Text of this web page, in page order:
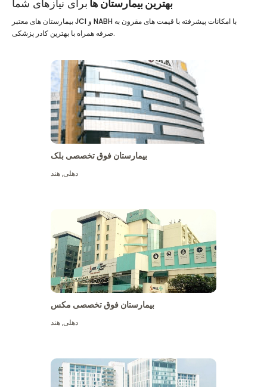
بهترین بیمارستان ها برای نیازهای شما
بیمارستان های معتبر JCI و NABH با امکانات پیشرفته با قیمت های مقرون به
صرفه همراه با بهترین کادر پزشکی.
بیمارستان فوق تخصصی بلک
دهلی,هند
بیمارستان فوق تخصصی مکس
دهلی,هند